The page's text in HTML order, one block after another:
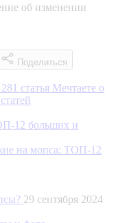
об изменении
Поделиться
281 статья Мечтаете о
на мопса: ТОП-12
29 сентября 2024